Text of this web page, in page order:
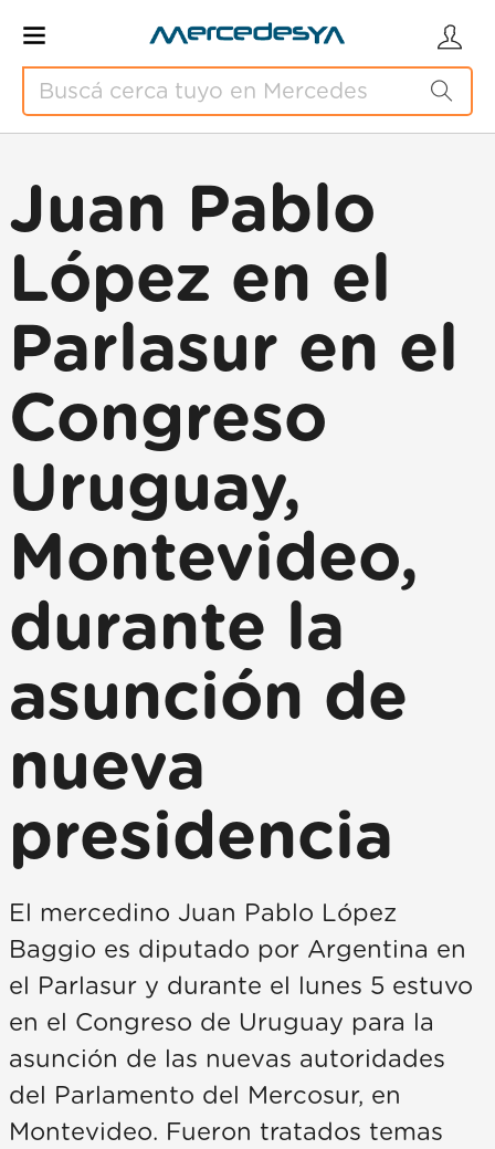
Juan Pablo
López en el
Parlasur en el
Congreso
Uruguay,
Montevideo,
durante la
asunción de
nueva
presidencia
El mercedino Juan Pablo López
Baggio es diputado por Argentina en
el Parlasur y durante el lunes 5 estuvo
en el Congreso de Uruguay para la
asunción de las nuevas autoridades
del Parlamento del Mercosur, en
Montevideo. Fueron tratados temas